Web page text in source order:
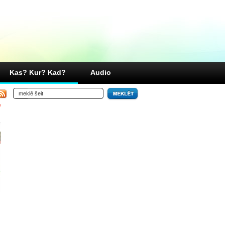
Kas? Kur? Kad? Audio